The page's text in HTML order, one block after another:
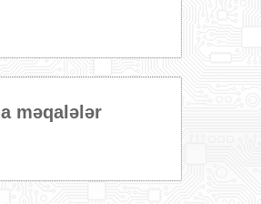
məqalələr